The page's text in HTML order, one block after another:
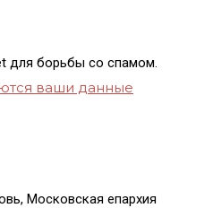
для борьбы со спамом.
ваши данные
Московская епархия